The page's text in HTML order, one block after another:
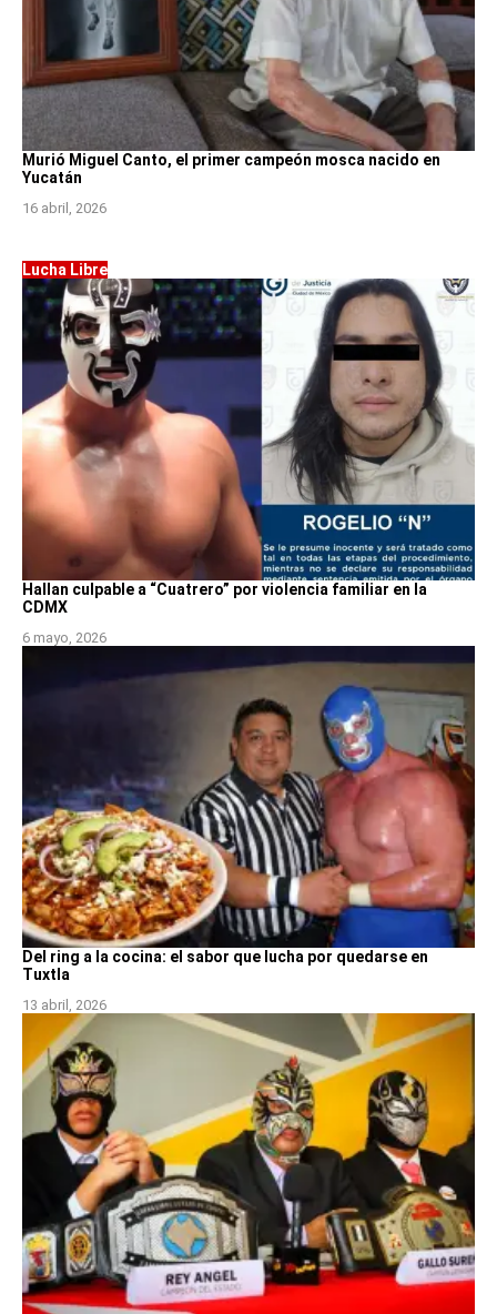
Murió Miguel Canto, el primer campeón mosca nacido en
Yucatán
16 abril, 2026
Lucha Libre
Hallan culpable a “Cuatrero” por violencia familiar en la
CDMX
6 mayo, 2026
Del ring a la cocina: el sabor que lucha por quedarse en
Tuxtla
13 abril, 2026